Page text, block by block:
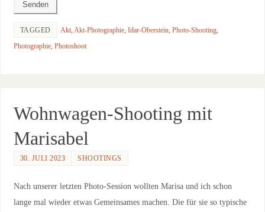
TAGGED Akt, Akt-Photographie, Idar-Oberstein, Photo-Shooting,
Photographie, Photoshoot
Wohnwagen-Shooting mit
Marisabel
30. JULI 2023 SHOOTINGS
Nach unserer letzten Photo-Session wollten Marisa und ich schon
lange mal wieder etwas Gemeinsames machen. Die für sie so typische